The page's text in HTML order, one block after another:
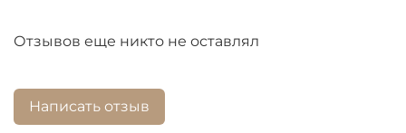
Отзывов еще никто не оставлял
Написать отзыв